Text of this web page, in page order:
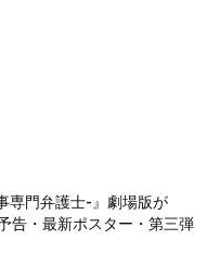
専門弁護士-』劇場版が
告・最新ポスター・第三弾